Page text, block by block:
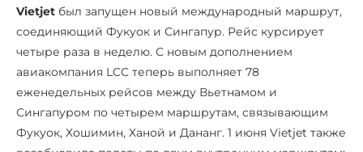
Vietjet был запущен новый международный маршрут,
соединяющий Фукуок и Сингапур. Рейс курсирует
четыре раза в неделю. С новым дополнением
авиакомпания LCC теперь выполняет 78
еженедельных рейсов между Вьетнамом и
Сингапуром по четырем маршрутам, связывающим
Фукуок, Хошимин, Ханой и Дананг. 1 июня Vietjet также